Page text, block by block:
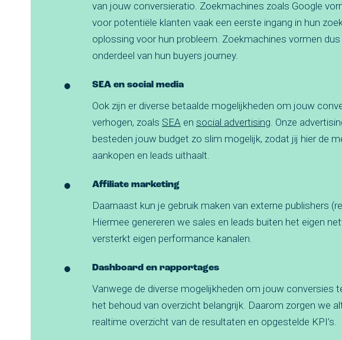
van jouw conversieratio. Zoekmachines zoals Google
voor potentiële klanten vaak een eerste ingang in hun
oplossing voor hun probleem. Zoekmachines vormen dus
onderdeel van hun buyers journey.
SEA en social media
Ook zijn er diverse betaalde mogelijkheden om jouw
verhogen, zoals SEA en social advertising. Onze
besteden jouw budget zo slim mogelijk, zodat jij hier de
aankopen en leads uithaalt.
Affiliate marketing
Daarnaast kun je gebruik maken van externe publishers
Hiermee genereren we sales en leads buiten het eigen
versterkt eigen performance kanalen.
Dashboard en rapportages
Vanwege de diverse mogelijkheden om jouw conversies
het behoud van overzicht belangrijk. Daarom zorgen we
realtime overzicht van de resultaten en opgestelde KPI’s.